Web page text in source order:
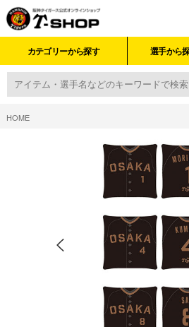
カテゴリーから探す 選手から
HOME